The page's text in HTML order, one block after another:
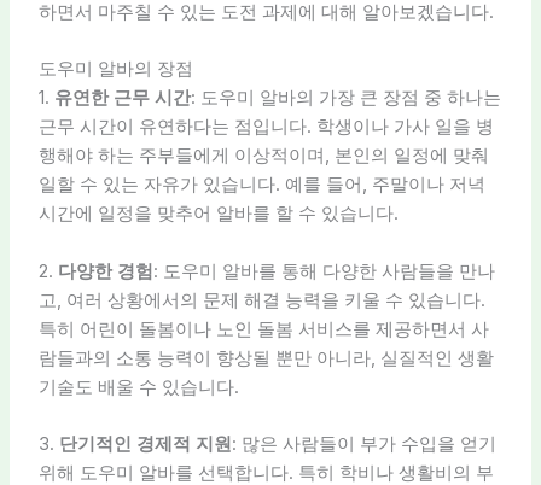
하면서 마주칠 수 있는 도전 과제에 대해 알아보겠습니다.
도우미 알바의 장점
1. 유연한 근무 시간: 도우미 알바의 가장 큰 장점 중 하나는
근무 시간이 유연하다는 점입니다. 학생이나 가사 일을 병
행해야 하는 주부들에게 이상적이며, 본인의 일정에 맞춰
일할 수 있는 자유가 있습니다. 예를 들어, 주말이나 저녁
시간에 일정을 맞추어 알바를 할 수 있습니다.
2. 다양한 경험 : 도우미 알바를 통해 다양한 사람들을 만나
고, 여러 상황에서의 문제 해결 능력을 키울 수 있습니다.
특히 어린이 돌봄이나 노인 돌봄 서비스를 제공하면서 사
람들과의 소통 능력이 향상될 뿐만 아니라, 실질적인 생활
기술도 배울 수 있습니다.
3. 단기적인 경제적 지원: 많은 사람들이 부가 수입을 얻기
위해 도우미 알바를 선택합니다. 특히 학비나 생활비의 부